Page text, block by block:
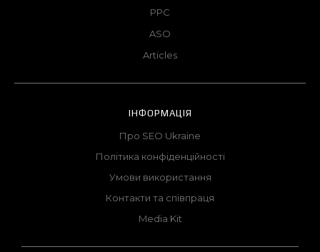
PPC
ASO
Articles
ІНФОРМАЦІЯ
Про SEO Ukraine
Політика конфіденційності
Умови використання
Контакти та співпраця
Media Kit